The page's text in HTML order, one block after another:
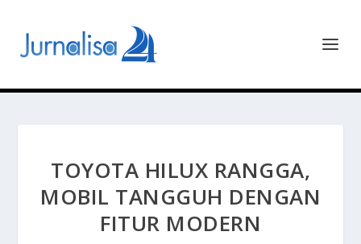
TOYOTA HILUX RANGGA,
MOBIL TANGGUH DENGAN
FITUR MODERN